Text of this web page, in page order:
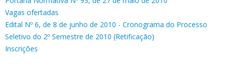
Vagas ofertadas
Edital Nº 6, de 8 de junho de 2010 - Cronograma do Processo
Seletivo do 2º Semestre de 2010 (Retificação)
Inscrições